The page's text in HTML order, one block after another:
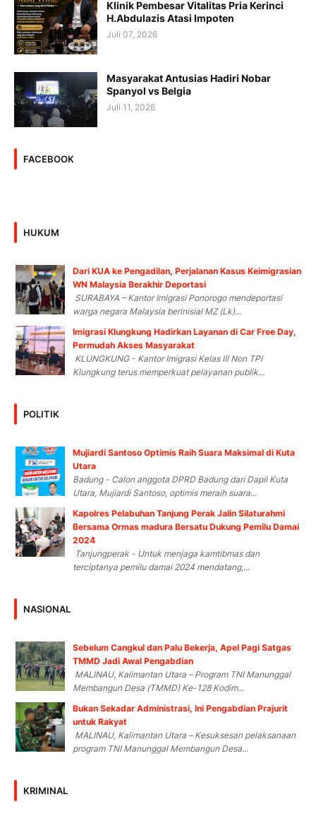
Klinik Pembesar Vitalitas Pria Kerinci
H.Abdulazis Atasi Impoten
Juli 07, 2026
Masyarakat Antusias Hadiri Nobar
Spanyol vs Belgia
Juli 11, 2026
FACEBOOK
HUKUM
Dari KUA ke Pengadilan, Perjalanan Kasus Keimigrasian
WN Malaysia Berakhir Deportasi
SURABAYA – Kantor Imigrasi Ponorogo mendeportasi
warga negara Malaysia berinisial MZ (Lk)...
Imigrasi Klungkung Hadirkan Layanan di Car Free Day,
Permudah Akses Masyarakat
KLUNGKUNG - Kantor Imigrasi Kelas III Non TPI
Klungkung terus memperkuat pelayanan publik...
POLITIK
Mujiardi Santoso Optimis Raih Suara Maksimal di Kuta
Utara
Badung - Calon anggota DPRD Badung dari Dapil Kuta
Utara, Mujiardi Santoso, optimis meraih suara...
Kapolres Pelabuhan Tanjung Perak Jalin Silaturahmi
Bersama Ormas madura Bersatu Dukung Pemilu Damai
2024
Tanjungperak - Untuk menjaga kamtibmas dan
terciptanya pemilu damai 2024 mendatang,...
NASIONAL
Sebelum Cangkul dan Palu Bekerja, Apel Pagi Satgas
TMMD Jadi Awal Pengabdian
MALINAU, Kalimantan Utara – Program TNI Manunggal
Membangun Desa (TMMD) Ke-128 Kodim...
Bukan Sekadar Administrasi, Ini Pengabdian Prajurit
untuk Rakyat
MALINAU, Kalimantan Utara – Kesuksesan pelaksanaan
program TNI Manunggal Membangun Desa...
KRIMINAL